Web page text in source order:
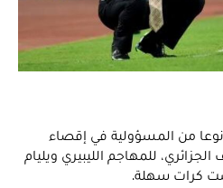
من المسؤولية في إقصاء
للمهاجم الليبيري ويليام
كرات سهلة.